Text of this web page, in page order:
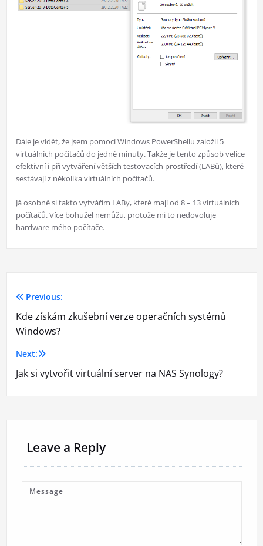
Dále je vidět, že jsem pomocí Windows PowerShellu založil 5
virtuálních počítačů do jedné minuty. Takže je tento způsob velice
efektivní i při vytváření větších testovacích prostředí (LABů), které
sestávají z několika virtuálních počítačů.
Já osobně si takto vytvářím LABy, které mají od 8 – 13 virtuálních
počítačů. Více bohužel nemůžu, protože mi to nedovoluje
hardware mého počítače.
Navigace
pro
příspěvek
Previous:
Kde získám zkušební verze operačních systémů
Windows?
Next:
Jak si vytvořit virtuální server na NAS Synology?
Leave a Reply